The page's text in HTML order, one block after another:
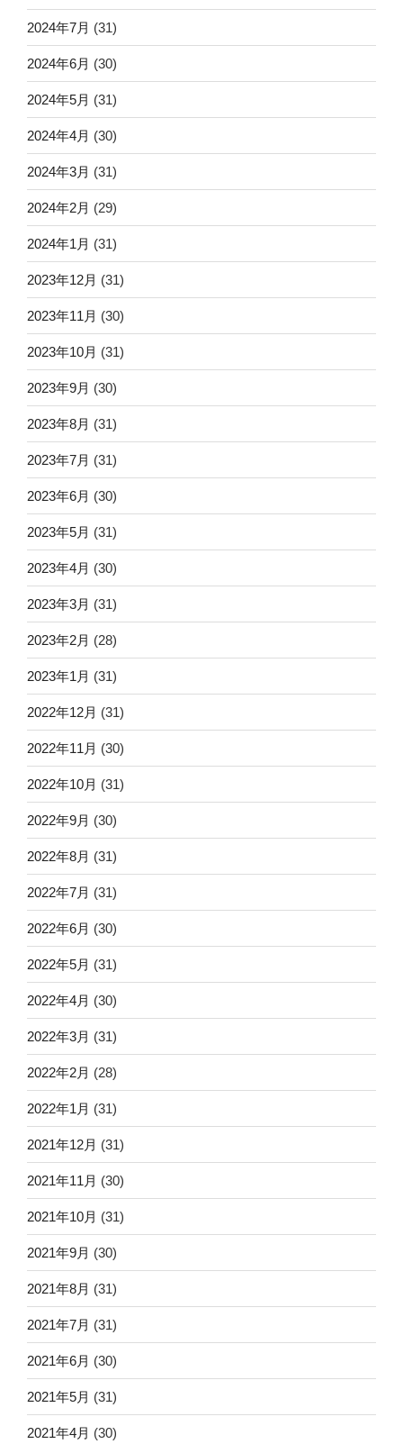
2024年7月 (31)
2024年6月 (30)
2024年5月 (31)
2024年4月 (30)
2024年3月 (31)
2024年2月 (29)
2024年1月 (31)
2023年12月 (31)
2023年11月 (30)
2023年10月 (31)
2023年9月 (30)
2023年8月 (31)
2023年7月 (31)
2023年6月 (30)
2023年5月 (31)
2023年4月 (30)
2023年3月 (31)
2023年2月 (28)
2023年1月 (31)
2022年12月 (31)
2022年11月 (30)
2022年10月 (31)
2022年9月 (30)
2022年8月 (31)
2022年7月 (31)
2022年6月 (30)
2022年5月 (31)
2022年4月 (30)
2022年3月 (31)
2022年2月 (28)
2022年1月 (31)
2021年12月 (31)
2021年11月 (30)
2021年10月 (31)
2021年9月 (30)
2021年8月 (31)
2021年7月 (31)
2021年6月 (30)
2021年5月 (31)
2021年4月 (30)